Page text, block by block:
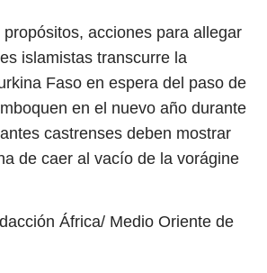
acciones para allegar
islamistas transcurre la
Faso en espera del paso de
en el nuevo año durante
castrenses deben mostrar
de caer al vacío de la vorágine
África/ Medio Oriente de